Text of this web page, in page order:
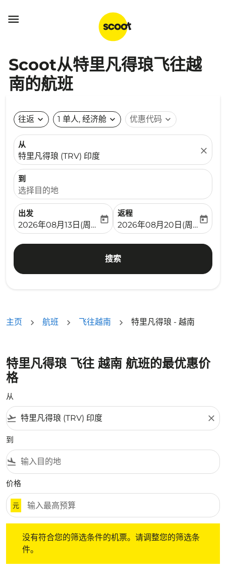

Scoot从特里凡得琅飞往越
南的航班
往返 expand_more 1 单人, 经济舱 expand_more 优惠代码 expand_more
从
特里凡得琅 (TRV) 印度
close
到
选择目的地
出发
fc-booking-departure-date-aria-label
2026年08月13日(周四)
today
返程
fc-booking-return-date-
2026年08月20日(周四)
today
搜索
主页 航班 飞往越南 特里凡得琅 - 越南
特里凡得琅 飞往 越南 航班的最优惠价
格
从
flight_takeoff close
到
flight_land
价格
元
没有符合您的筛选条件的机票。请调整您的筛选条
件。